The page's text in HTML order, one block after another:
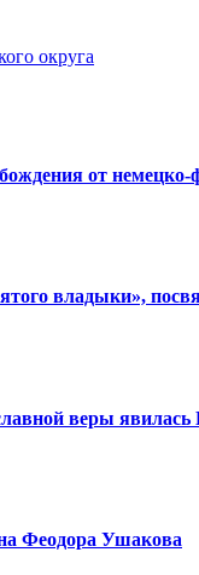
округа
от
владыки»,
веры
Феодора Ушакова